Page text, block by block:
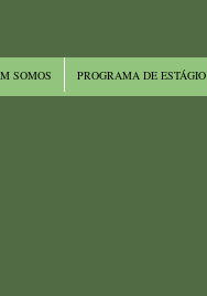
SOMOS PROGRAMA DE ESTÁGIO